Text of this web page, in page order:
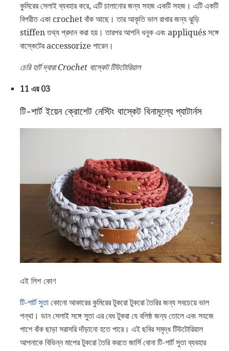
কুমিরের সেলাই ব্যবহার করে, এটি চালানোর জন্য সহজ একটি সহজ। এটি একটি
বিপরীত একা crochet বাঁক আছে। তার আকৃতি ভাল রাখার জন্য ঝুড়ি
stiffen তথ্য প্রদান করা হয়। তারপর আপনি ধনুক এবং appliqués সঙ্গে
বাস্কেটের accessorize পারেন।
চেরি হার্ট দ্বারা Crochet বাস্কেট টিউটোরিয়াল
11 এর 03
টি-শার্ট ইয়েন ক্রোশেট নেস্টিং বাস্কেট বিনামূল্যে প্যাটার্নস
এই লিশ কোণ
টি-শার্ট সুতা কোনো আকারের কুমিরের টুকরো টুকরো তৈরির জন্য সবচেয়ে ভাল
পন্থা। ডান সেলাই সঙ্গে সুতা এর বেধ টুকরা যে বলিষ্ঠ জন্য তোলে এবং সহজে
পাশে বাঁক ছাড়া সরাসরি দাঁড়ানো হতে পারে। এই ছবির সমৃদ্ধ টিউটোরিয়াল
আপনাকে বিভিন্ন মাপের টুকরো তৈরি করতে জার্সি বোনা টি-শার্ট সুতা ব্যবহার